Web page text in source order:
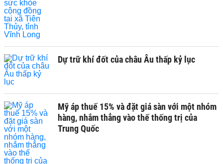
Dự trữ khí đốt của châu Âu thấp kỷ lục
Mỹ áp thuế 15% và đặt giá sàn với một nhóm
hàng, nhắm thẳng vào thế thống trị của
Trung Quốc